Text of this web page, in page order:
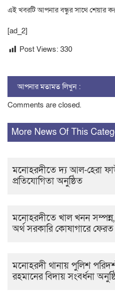
এই খবরটি আপনার বন্ধুর সাথে শেয়ার
[ad_2]
Post Views: 330
আপনার মতামত লিখুন :
Comments are closed.
More News Of This
মনোহরদীতে দ্য আল-হেরা
প্রতিযোগিতা অনুষ্ঠিত
মনোহরদীতে খাল খনন সম্পন্ন,
অর্থ সরকারি কোষাগারে
মনোহরদী থানায় পুলিশ
রহমানের বিদায় সংবর্ধনা